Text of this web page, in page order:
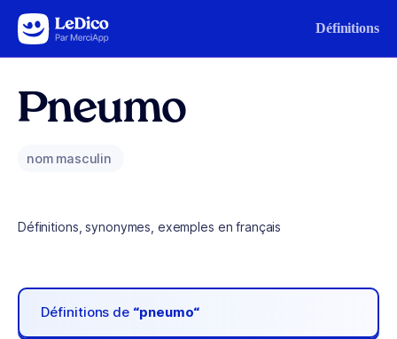
Aller au contenu Définitions
Pneumo
nom masculin
Définitions, synonymes, exemples en français
Définitions de “pneumo“